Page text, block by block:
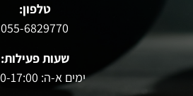
טלפון:
055-6829770
שעות פעילות:
ימים א-ה: 9:30-17:00